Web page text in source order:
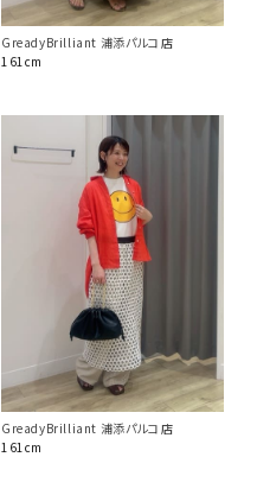
GreadyBrilliant 浦添パルコ店
161cm
GreadyBrilliant 浦添パルコ店
161cm